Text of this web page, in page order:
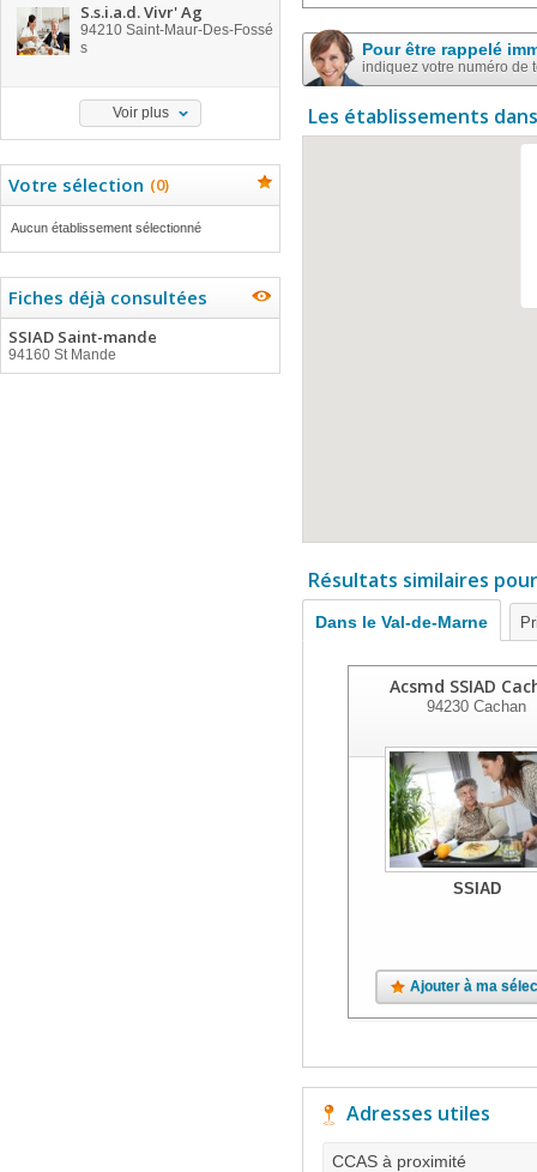
S.s.i.a.d. Vivr' Ag
94210 Saint-Maur-Des-Fossé
s
Voir plus
Votre sélection (0)
Aucun établissement sélectionné
Fiches déjà consultées
SSIAD Saint-mande
94160 St Mande
Pour être rappelé
indiquez votre numéro de
Les établissements
Résultats similaires
Dans le Val-de-Marne
Acsmd SSIAD
94230 Cachan
SSIAD
Ajouter à ma
Adresses utiles
CCAS à proximité